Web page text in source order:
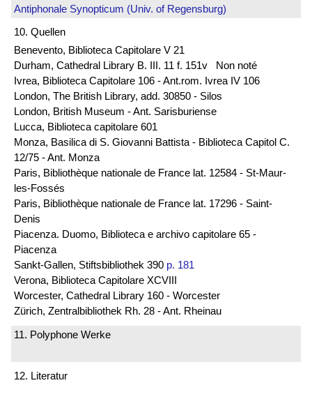
Antiphonale Synopticum (Univ. of Regensburg)
10. Quellen
Benevento, Biblioteca Capitolare V 21
Durham, Cathedral Library B. III. 11 f. 151v Non noté
Ivrea, Biblioteca Capitolare 106 - Ant.rom. Ivrea IV 106
London, The British Library, add. 30850 - Silos
London, British Museum - Ant. Sarisburiense
Lucca, Biblioteca capitolare 601
Monza, Basilica di S. Giovanni Battista - Biblioteca Capitol C.
12/75 - Ant. Monza
Paris, Bibliothèque nationale de France lat. 12584 - St-Maur-
les-Fossés
Paris, Bibliothèque nationale de France lat. 17296 - Saint-
Denis
Piacenza. Duomo, Biblioteca e archivo capitolare 65 -
Piacenza
Sankt-Gallen, Stiftsbibliothek 390 p. 181
Verona, Biblioteca Capitolare XCVIII
Worcester, Cathedral Library 160 - Worcester
Zürich, Zentralbibliothek Rh. 28 - Ant. Rheinau
11. Polyphone Werke
12. Literatur